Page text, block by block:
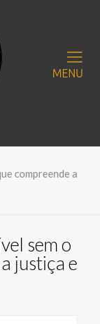
MENU
compreende a
sem o
justiça e